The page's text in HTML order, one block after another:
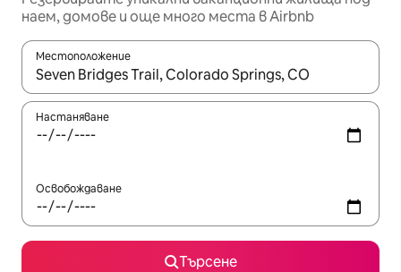
наем, домове и още много места в Airbnb
Местоположение
Когато резултатите се покажат, използвайте
Настаняване
Освобождаване
Търсене